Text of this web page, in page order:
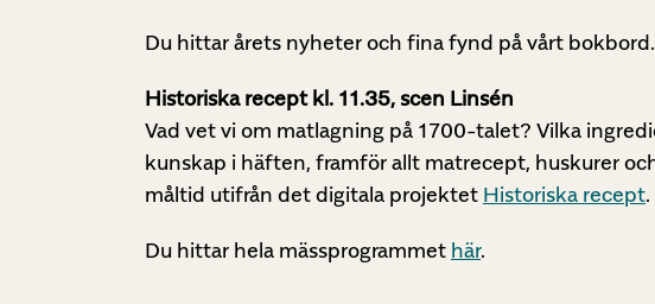
Du hittar årets nyheter och fina fynd på vårt
Historiska recept kl. 11.35, scen Linsén
Vad vet vi om matlagning på 1700-talet? Vilka
kunskap i häften, framför allt matrecept, huskurer
måltid utifrån det digitala projektet Historiska recept.
Du hittar hela mässprogrammet här.